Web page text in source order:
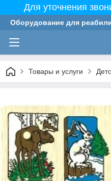
Для уточнения
Оборудование для
Товары и услуги